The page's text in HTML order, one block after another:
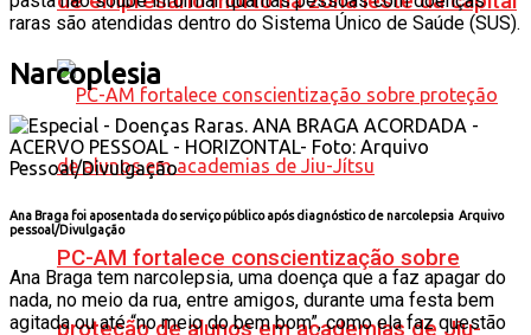
PC-AM fortalece conscientização sobre
proteção de alunos em academias de Jiu-
raras são atendidas dentro do Sistema Único de Saúde (SUS).
Narcoplesia
Ana Braga foi aposentada do serviço público após diagnóstico denarcolepsia Arquivo
pessoal/Divulgação
Ana Braga tem narcolepsia, uma doença que a faz apagar do
nada, no meio da rua, entre amigos, durante uma festa bem
agitada ou até “no meio do bem bom”, como ela faz questão